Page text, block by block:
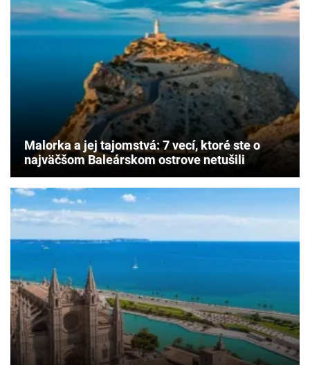
Malorka a jej tajomstvá: 7 vecí, ktoré ste o
najväčšom Baleárskom ostrove netušili